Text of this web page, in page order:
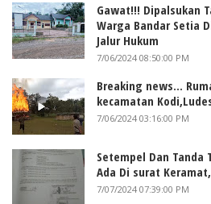
Gawat!!! Dipalsukan
Warga Bandar Setia
Jalur Hukum
7/06/2024 08:50:00 PM
Breaking news...
kecamatan
7/06/2024 03:16:00 PM
Setempel Dan Tanda
Ada Di surat
7/07/2024 07:39:00 PM